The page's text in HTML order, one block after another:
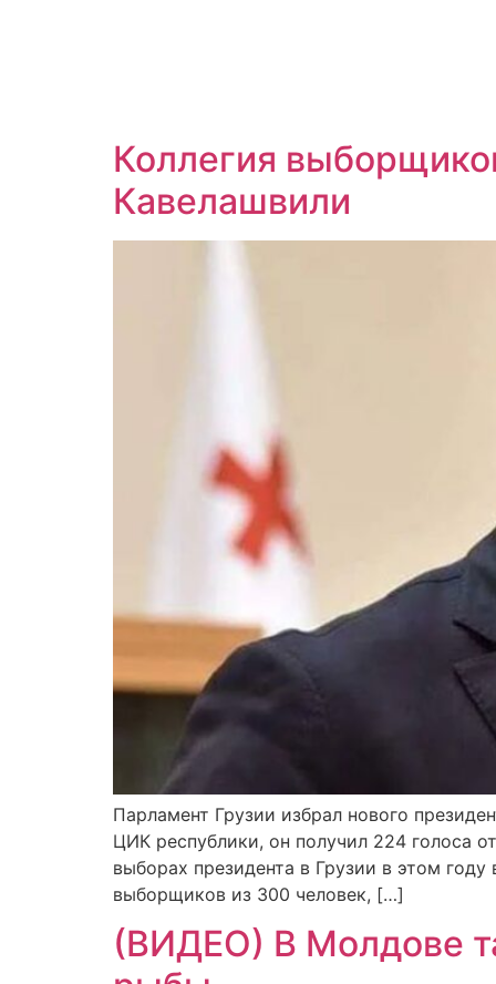
Коллегия
Кавелашвили
Парламент Грузии избрал нового
ЦИК республики, он получил 224 голоса
выборах президента в Грузии в этом
выборщиков из 300 человек, […]
(ВИДЕО) В Молдове